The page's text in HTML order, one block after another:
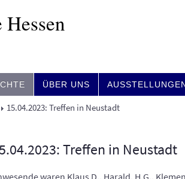
ÜBER UNS
15.04.2023: Treffen in Neustadt
Treffen in Neustadt
waren Klaus D., Harald, H.G.,